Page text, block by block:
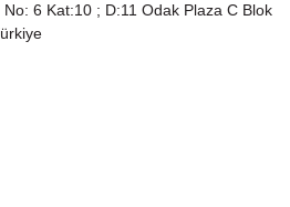
6 Kat:10 ; D:11 Odak Plaza C Blok